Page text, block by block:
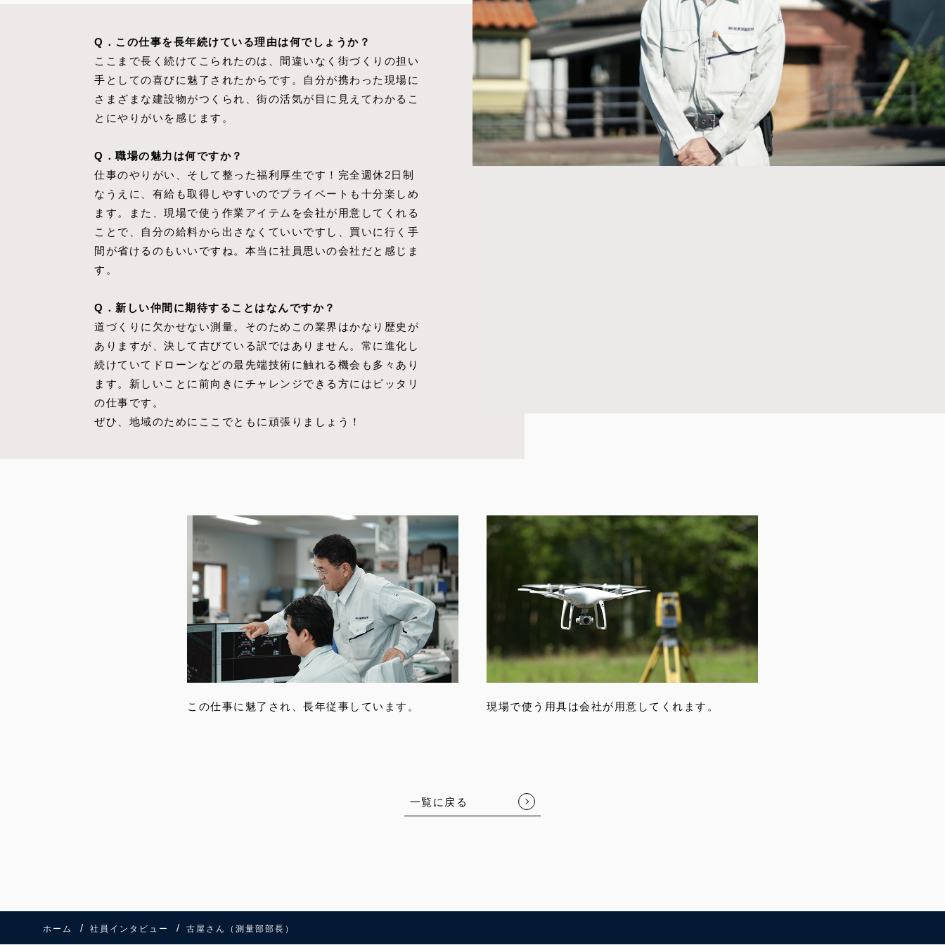
Q．この仕事を長年続けている理由は何でしょうか？
ここまで長く続けてこられたのは、間違いなく街づくりの担い
手としての喜びに魅了されたからです。自分が携わった現場に
さまざまな建設物がつくられ、街の活気が目に見えてわかるこ
とにやりがいを感じます。
Q．職場の魅力は何ですか？
仕事のやりがい、そして整った福利厚生です！完全週休2日制
なうえに、有給も取得しやすいのでプライベートも十分楽しめ
ます。また、現場で使う作業アイテムを会社が用意してくれる
ことで、自分の給料から出さなくていいですし、買いに行く手
間が省けるのもいいですね。本当に社員思いの会社だと感じま
す。
Q．新しい仲間に期待することはなんですか？
道づくりに欠かせない測量。そのためこの業界はかなり歴史が
ありますが、決して古びている訳ではありません。常に進化し
続けていてドローンなどの最先端技術に触れる機会も多々あり
ます。新しいことに前向きにチャレンジできる方にはピッタリ
の仕事です。
ぜひ、地域のためにここでともに頑張りましょう！
この仕事に魅了され、長年従事しています。 現場で使う用具は会社が用意してくれます。
一覧に戻る
ホーム 社員インタビュー 古屋さん（測量部部長）